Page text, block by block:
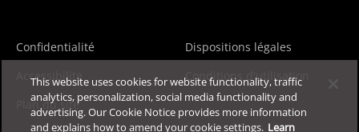
Confidentialité
Dispositions légales
Accessibilité
Conditions d'utilisation
Plan du site
This website uses cookies for website functionality, traffic
analytics, personalization, social media functionality and
advertising. Our Cookie Notice provides more information
and explains how to amend your cookie settings. Learn